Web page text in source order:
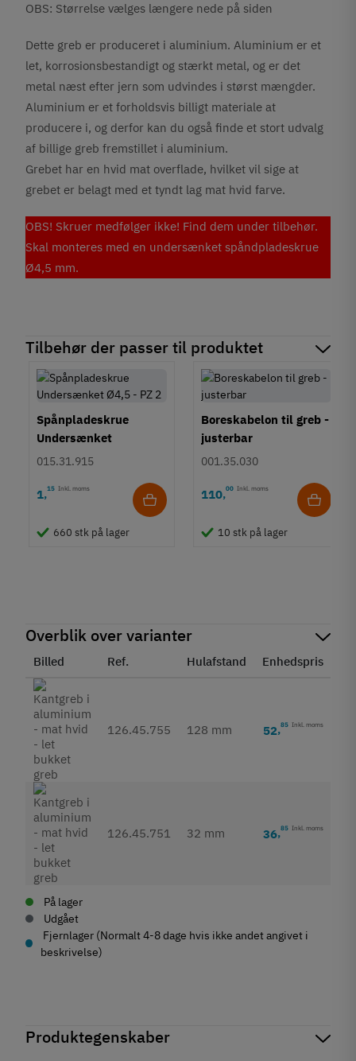
OBS: Størrelse vælges længere nede på siden
Dette greb er produceret i aluminium. Aluminium er et
let, korrosionsbestandigt og stærkt metal, og er det
metal næst efter jern som udvindes i størst mængder.
Aluminium er et forholdsvis billigt materiale at
producere i, og derfor kan du også finde et stort udvalg
af billige greb fremstillet i aluminium.
Grebet har en hvid mat overflade, hvilket vil sige at
grebet er belagt med et tyndt lag mat hvid farve.
OBS! Skruer medfølger ikke! Find dem under tilbehør.
Skal monteres med en undersænket spåndpladeskrue
Ø4,5 mm.
Tilbehør der passer til produktet
Spånpladeskrue
Undersænket
Fuldgevind Ø4,5 - PZ2
015.31.915
1,15 Inkl. moms
660 stk på lager
Boreskabelon til greb -
justerbar
001.35.030
110,00 Inkl. moms
10 stk på lager
Overblik over varianter
Billed Ref. Hulafstand Enhedspris
126.45.755 128 mm 52,85 Inkl. moms
126.45.751 32 mm 36,85 Inkl. moms
På lager
Udgået
Fjernlager (Normalt 4-8 dage hvis ikke andet angivet i
beskrivelse)
Produktegenskaber